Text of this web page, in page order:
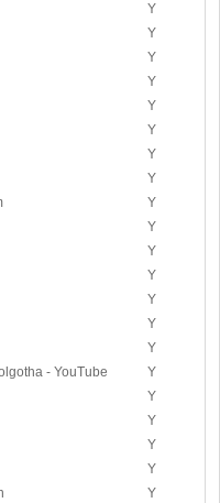
Y
Y
Y
Y
Y
Y
Y
Y
Y
Y
Y
Y
Y
Y
Y
- YouTube
Y
Y
Y
Y
Y
Y